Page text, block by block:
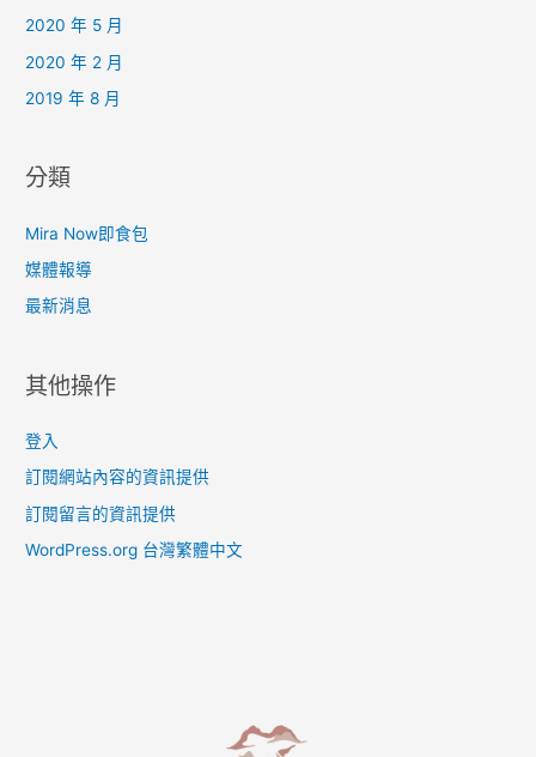
2020 年 5 月
2020 年 2 月
2019 年 8 月
分類
Mira Now即食包
媒體報導
最新消息
其他操作
登入
訂閱網站內容的資訊提供
訂閱留言的資訊提供
WordPress.org 台灣繁體中文